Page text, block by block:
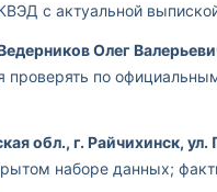
с актуальной
Олег
проверять по
обл., г. Райчихинск,
наборе данных;